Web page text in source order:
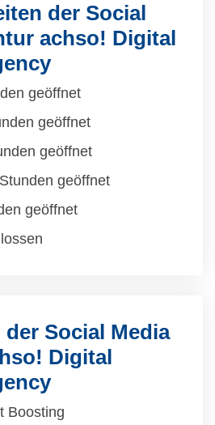
der Social
achso! Digital
geöffnet
geöffnet
geöffnet
geöffnet
geöffnet
Social Media
Digital
Boosting